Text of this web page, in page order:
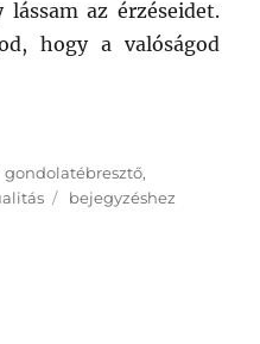
az érzéseidet.
hogy a valóságod
Címke
gondolatébresztő,
Lecke
bejegyzéshez